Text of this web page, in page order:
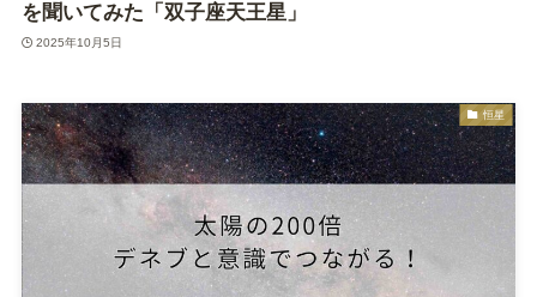
を聞いてみた「双子座天王星」
2025年10月5日
恒星